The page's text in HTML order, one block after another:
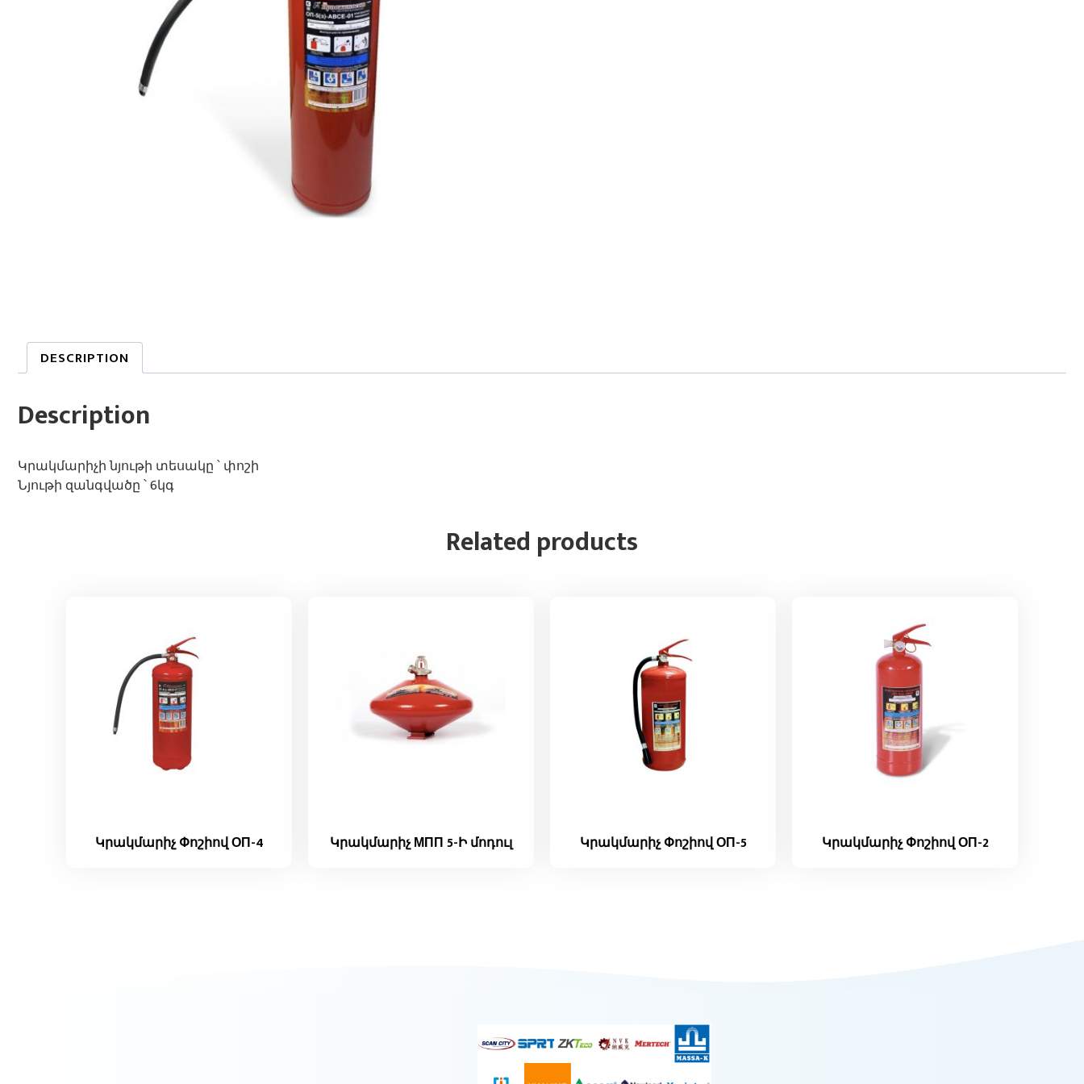
DESCRIPTION
Description
Կրակմարիչի նյութի տեսակը ՝ փոշի
Նյութի զանգվածը ՝ 6կգ
Related products
Կրակմարիչ Փոշիով ОП-4 Կրակմարիչ МПП 5-Ի մոդուլ Կրակմարիչ Փոշիով ОП-5 Կրակմարիչ Փոշիով ОП-2